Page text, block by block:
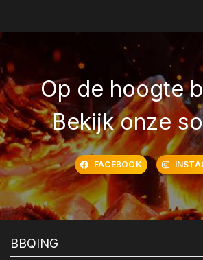
Op de hoogte
Bekijk onze
FACEBOOK
BBQING